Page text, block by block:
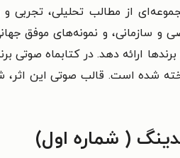
از مطالب تحلیلی، تجربی
سازمانی، و نمونه‌های موفق
ارائه دهد. در کتابماه صوتی
شده است. قالب صوتی این اثر،
( شماره اول)